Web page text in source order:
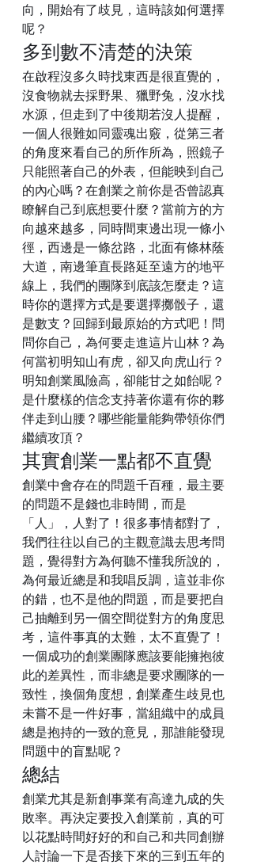
向，開始有了歧見，這時該如何選擇
呢？
多到數不清楚的決策
在啟程沒多久時找東西是很直覺的，
沒食物就去採野果、獵野兔，沒水找
水源，但走到了中後期若沒人提醒，
一個人很難如同靈魂出竅，從第三者
的角度來看自己的所作所為，照鏡子
只能照著自己的外表，但能映到自己
的內心嗎？在創業之前你是否曾認真
瞭解自己到底想要什麼？當前方的方
向越來越多，同時間東邊出現一條小
徑，西邊是一條岔路，北面有條林蔭
大道，南邊筆直長路延至遠方的地平
線上，我們的團隊到底該怎麼走？這
時你的選擇方式是要選擇擲骰子，還
是數支？回歸到最原始的方式吧！問
問你自己，為何要走進這片山林？為
何當初明知山有虎，卻又向虎山行？
明知創業風險高，卻能甘之如飴呢？
是什麼樣的信念支持著你還有你的夥
伴走到山腰？哪些能量能夠帶領你們
繼續攻頂？
其實創業一點都不直覺
創業中會存在的問題千百種，最主要
的問題不是錢也非時間，而是
「人」，人對了！很多事情都對了，
我們往往以自己的主觀意識去思考問
題，覺得對方為何聽不懂我所說的，
為何最近總是和我唱反調，這並非你
的錯，也不是他的問題，而是要把自
己抽離到另一個空間從對方的角度思
考，這件事真的太難，太不直覺了！
一個成功的創業團隊應該要能擁抱彼
此的差異性，而非總是要求團隊的一
致性，換個角度想，創業產生歧見也
未嘗不是一件好事，當組織中的成員
總是抱持的一致的意見，那誰能發現
問題中的盲點呢？
總結
創業尤其是新創事業有高達九成的失
敗率。再決定要投入創業前，真的可
以花點時間好好的和自己和共同創辦
人討論一下是否接下來的三到五年的